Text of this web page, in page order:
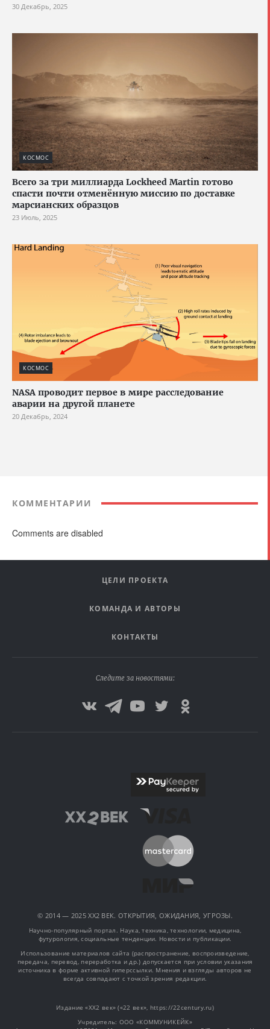
30 Декабрь, 2025
КОСМОС
Всего за три миллиарда Lockheed Martin готово
спасти почти отменённую миссию по доставке
марсианских образцов
23 Июль, 2025
КОСМОС
NASA проводит первое в мире расследование
аварии на другой планете
20 Декабрь, 2024
КОММЕНТАРИИ
Comments are disabled
ЦЕЛИ ПРОЕКТА
КОМАНДА И АВТОРЫ
КОНТАКТЫ
Следите за новостями:
© 2014 — 2025 XX2 ВЕК. ОТКРЫТИЯ, ОЖИДАНИЯ, УГРОЗЫ.
Научно-популярный портал. Наука, техника, технологии, медицина,
футурология, социальные тенденции. Новости и публикации.
Использование материалов сайта (распространение, воспроизведение,
передача, перевод, переработка и др.) допускается при условии указания
источника в форме активной гиперссылки. Мнения и взгляды авторов не
всегда совпадают с точкой зрения редакции.
Издание «XX2 век» («22 век», https://22century.ru)
Учредитель: OOO «КОММУНИКЕЙК»